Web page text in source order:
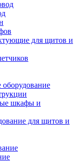
для щитов и
шкафы и
для щитов и